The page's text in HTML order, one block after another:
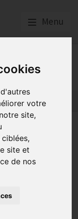
votre
site,
site et
de nos
Menu
: Alain
Le